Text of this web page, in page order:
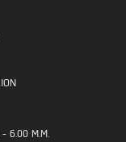
- 6.00 Μ.Μ.